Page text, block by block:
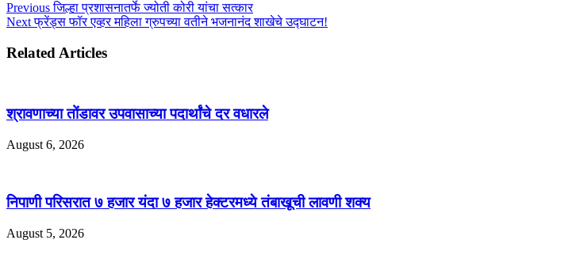
Previousजिल्हा प्रशासनातर्फे ज्योती कोरी यांचा सत्कार
Nextफ्रेंड्स फॉर एव्हर महिला ग्रुपच्या वतीने भजनानंद शाखेचे उद्घाटन!
Related Articles
श्रावणाच्या तोंडावर उपवासाच्या पदार्थांचे दर वधारले
August 6, 2026
निपाणी परिसरात ७ हजार यंदा ७ हजार हेक्टरमध्ये तंबाखूची लावणी शक्य
August 5, 2026